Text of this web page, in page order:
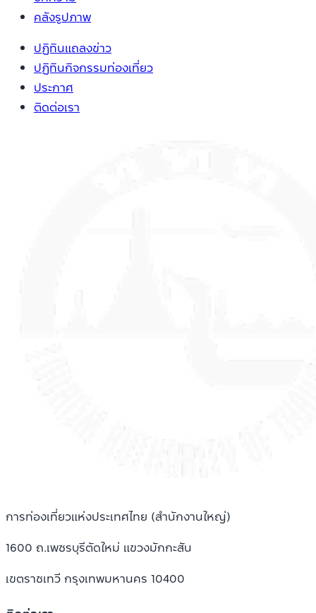
คลังรูปภาพ
ปฏิทินแถลงข่าว
ปฏิทินกิจกรรมท่องเที่ยว
ประกาศ
ติดต่อเรา
การท่องเที่ยวแห่งประเทศไทย (สำนักงานใหญ่)
1600 ถ.เพชรบุรีตัดใหม่ แขวงมักกะสัน
เขตราชเทวี กรุงเทพมหานคร 10400